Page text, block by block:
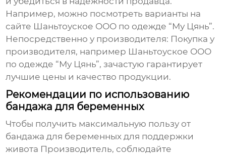
Например, можно посмотреть варианты на
сайте Шаньтоуское ООО по одежде “Му Цянь”.
Непосредственно у производителя: Покупка у
производителя, например Шаньтоуское ООО
по одежде “Му Цянь”, зачастую гарантирует
лучшие цены и качество продукции.
Рекомендации по использованию
бандажа для беременных
Чтобы получить максимальную пользу от
бандажа для беременных для поддержки
живота Производитель, соблюдайте